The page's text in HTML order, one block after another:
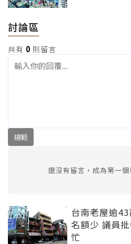
討論區
共有 0 則留言
規範
還沒有留言，成為第一個
台南老屋逾43
名額少 議員
忙